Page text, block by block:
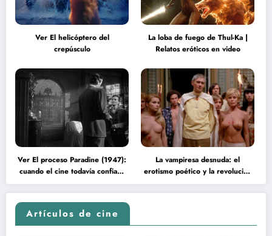
Ver El helicóptero del
crepúsculo
La loba de fuego de Thul-Ka |
Relatos eróticos en video
Ver El proceso Paradine (1947):
cuando el cine todavía confiaba
en la inteligencia del espectador
La vampiresa desnuda: el
erotismo poético y la revolución
psicodélica de Jean Rollin
Artículos de cine